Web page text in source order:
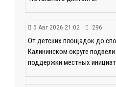
5 Авг 2026 21:02 296
От детских площадок до
Калининском округе
поддержки местных